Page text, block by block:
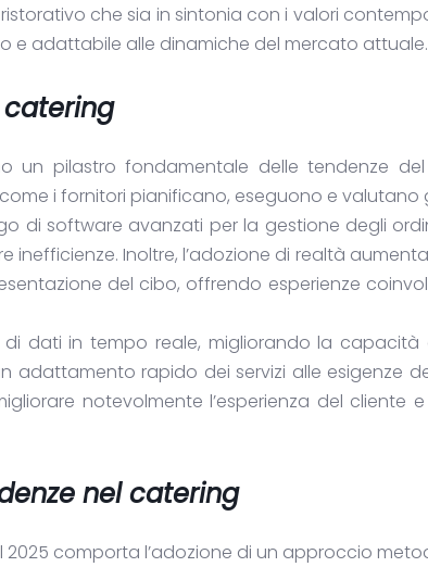
che sia in sintonia con i valori
e adattabile alle dinamiche del mercato attuale.
un pilastro fondamentale delle tendenze
i fornitori pianificano, eseguono e valutano
di software avanzati per la gestione degli
inefficienze. Inoltre, l’adozione di realtà
del cibo, offrendo esperienze
dati in tempo reale, migliorando la capacità
adattamento rapido dei servizi alle esigenze
notevolmente l’esperienza del cliente e
nel catering
comporta l’adozione di un approccio